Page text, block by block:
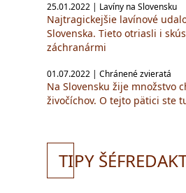
25.01.2022 | Lavíny na Slovensku
Najtragickejšie lavínové
Slovenska. Tieto otriasli i
záchranármi
01.07.2022 | Chránené zvieratá
Na Slovensku žije množstvo
živočíchov. O tejto pätici ste
TIPY